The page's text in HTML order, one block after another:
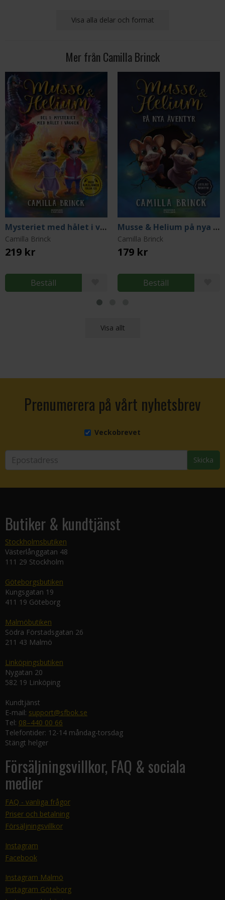
Visa alla delar och format
Mer från Camilla Brinck
Mysteriet med hålet i väggen
Camilla Brinck
219 kr
Beställ
Musse & Helium på nya äventyr
Camilla Brinck
179 kr
Beställ
Visa allt
Prenumerera på vårt nyhetsbrev
Veckobrevet
Skicka
Butiker & kundtjänst
Stockholmsbutiken
Västerlånggatan 48
111 29 Stockholm
Göteborgsbutiken
Kungsgatan 19
411 19 Göteborg
Malmöbutiken
Södra Förstadsgatan 26
211 43 Malmö
Linköpingsbutiken
Nygatan 20
582 19 Linköping
Kundtjänst
E-mail: support@sfbok.se
Tel: 08–440 00 66
Telefontider: 12-14 måndag-torsdag
Stängt helger
Försäljningsvillkor, FAQ & sociala
medier
FAQ - vanliga frågor
Priser och betalning
Försäljningsvillkor
Instagram
Facebook
Instagram Malmö
Instagram Göteborg